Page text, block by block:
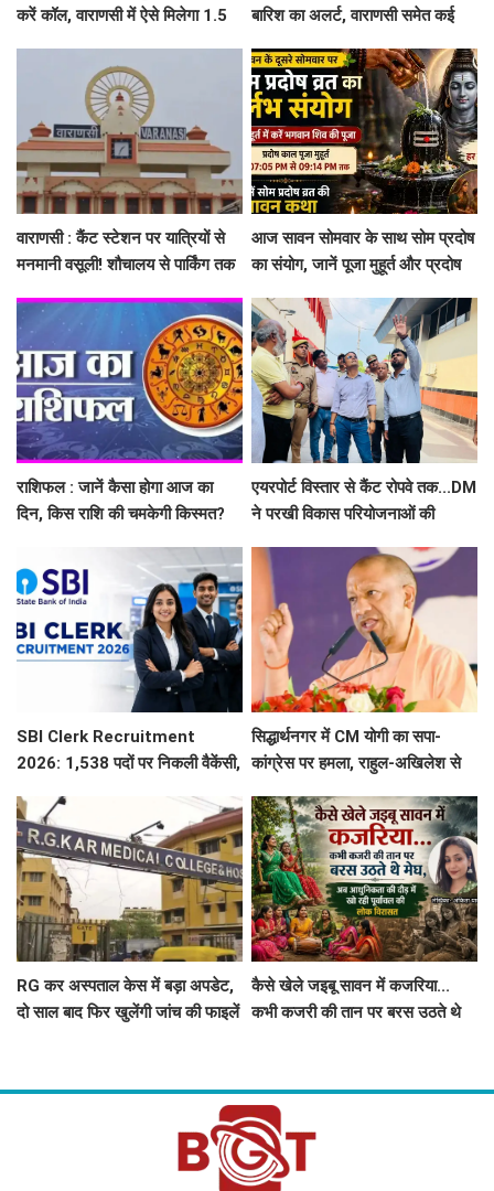
करें कॉल, वाराणसी में ऐसे मिलेगा 1.5
बारिश का अलर्ट, वाराणसी समेत कई
वाराणसी : कैंट स्टेशन पर यात्रियों से
मनमानी वसूली! शौचालय से पार्किंग तक
जुर्माना
आज सावन सोमवार के साथ सोम प्रदोष
का संयोग, जानें पूजा मुहूर्त और प्रदोष
राशिफल : जानें कैसा होगा आज का
दिन, किस राशि की चमकेगी किस्मत?
एयरपोर्ट विस्तार से कैंट रोपवे तक...DM
ने परखी विकास परियोजनाओं की
SBI Clerk Recruitment
2026: 1,538 पदों पर निकली वैकेंसी,
सिद्धार्थनगर में CM योगी का सपा-
कांग्रेस पर हमला, राहुल-अखिलेश से
लिए क्या किया?
RG कर अस्पताल केस में बड़ा अपडेट,
दो साल बाद फिर खुलेंगी जांच की फाइलें
कैसे खेले जइबू सावन में कजरिया...
कभी कजरी की तान पर बरस उठते थे